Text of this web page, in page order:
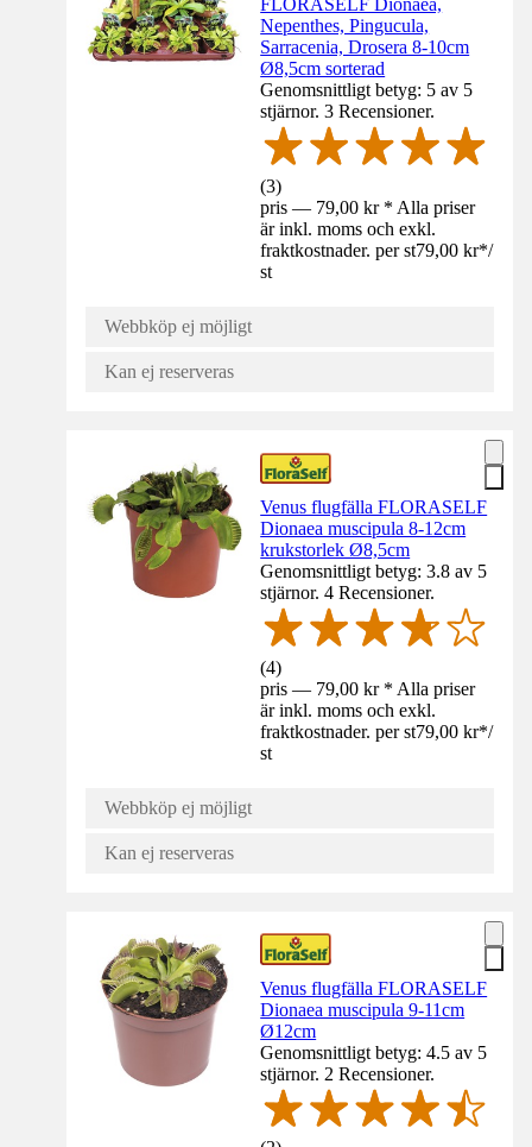
FLORASELF Dionaea,
Nepenthes, Pingucula,
Sarracenia, Drosera 8-10cm
Ø8,5cm sorterad
Genomsnittligt betyg: 5 av 5
stjärnor. 3 Recensioner.
(3)
pris — 79,00 kr * Alla priser
är inkl. moms och exkl.
fraktkostnader. per st79,00 kr*/
st
Webbköp ej möjligt
Kan ej reserveras
Venus flugfälla FLORASELF
Dionaea muscipula 8-12cm
krukstorlek Ø8,5cm
Genomsnittligt betyg: 3.8 av 5
stjärnor. 4 Recensioner.
(4)
pris — 79,00 kr * Alla priser
är inkl. moms och exkl.
fraktkostnader. per st79,00 kr*/
st
Webbköp ej möjligt
Kan ej reserveras
Venus flugfälla FLORASELF
Dionaea muscipula 9-11cm
Ø12cm
Genomsnittligt betyg: 4.5 av 5
stjärnor. 2 Recensioner.